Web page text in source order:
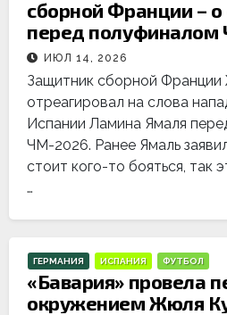
сборной Франции –
перед
ИЮЛ 14, 2026
Защитник сборной
отреагировал на слова
Испании Ламина Ямаля
ЧМ-2026. Ранее Ямаль
стоит кого-то бояться, так
…
ГЕРМАНИЯ ИСПАНИЯ ФУТБОЛ
«Бавария» провела
окружением Жюля